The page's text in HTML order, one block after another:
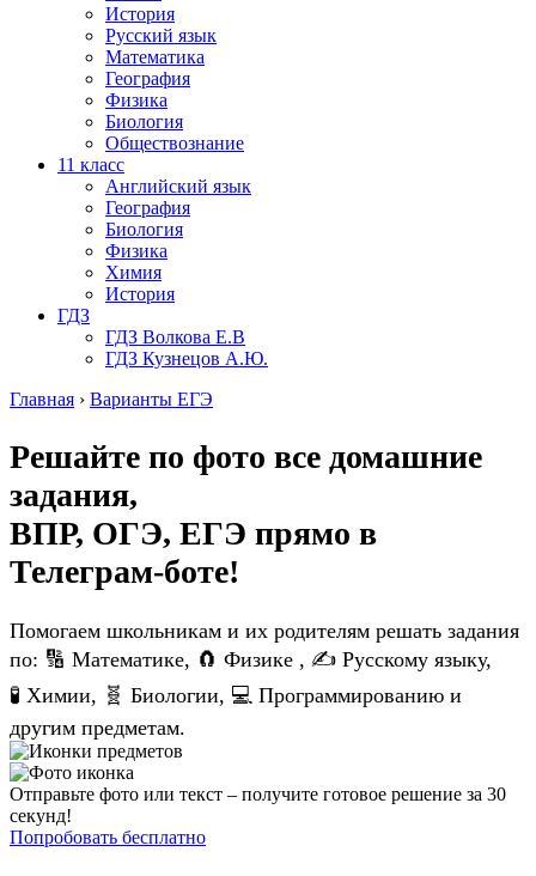
История
Русский язык
Математика
География
Физика
Биология
Обществознание
11 класс
Английский язык
География
Биология
Физика
Химия
История
ГДЗ
ГДЗ Волкова Е.В
ГДЗ Кузнецов А.Ю.
Главная › Варианты ЕГЭ
Решайте по фото все домашние
задания,
ВПР, ОГЭ, ЕГЭ прямо в
Телеграм-боте!
Помогаем школьникам и их родителям решать задания
по: 🔢 Математике, 🧲 Физике , ✍️ Русскому языку,
🧪 Химии, 🧬 Биологии, 💻 Программированию и
другим предметам.
Отправьте фото или текст – получите готовое решение за 30
секунд!
Попробовать бесплатно